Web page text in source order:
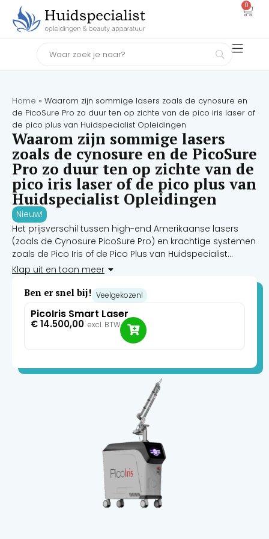
0
Home » Waarom zijn sommige lasers zoals de cynosure en
de PicoSure Pro zo duur ten op zichte van de pico iris laser of
de pico plus van Huidspecialist Opleidingen
Waarom zijn sommige lasers
zoals de cynosure en de PicoSure
Pro zo duur ten op zichte van de
pico iris laser of de pico plus van
Huidspecialist Opleidingen
Nieuw!
Het prijsverschil tussen high-end Amerikaanse lasers
(zoals de Cynosure PicoSure Pro) en krachtige systemen
zoals de Pico Iris of de Pico Plus van Huidspecialist
Opleidingen heeft vaak minder met de effectiviteit te
maken en meer met de bedrijfsstructuur en marketing.
Klap uit en toon meer
Ben er snel bij! Veelgekozen!
PicoIris Smart Laser
€14.500,00 excl. BTW